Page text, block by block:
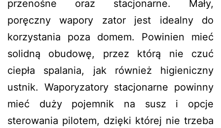
przenośne oraz stacjonarne. Mały,
poręczny wapory zator jest idealny do
korzystania poza domem. Powinien mieć
solidną obudowę, przez którą nie czuć
ciepła spalania, jak również higieniczny
ustnik. Waporyzatory stacjonarne powinny
mieć duży pojemnik na susz i opcje
sterowania pilotem, dzięki której nie trzeba